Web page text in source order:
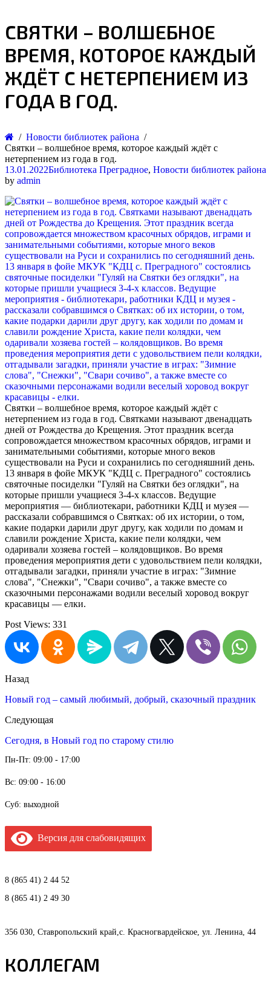
СВЯТКИ – ВОЛШЕБНОЕ
ВРЕМЯ, КОТОРОЕ КАЖДЫЙ
ЖДЁТ С НЕТЕРПЕНИЕМ ИЗ
ГОДА В ГОД.
Новости библиотек района
Святки – волшебное время, которое каждый ждёт с
нетерпением из года в год.
13.01.2022Библиотека Преградное, Новости библиотек района
by admin
Святки – волшебное время, которое каждый ждёт с
нетерпением из года в год. Святками называют двенадцать
дней от Рождества до Крещения. Этот праздник всегда
сопровождается множеством красочных обрядов, играми и
занимательными событиями, которые много веков
существовали на Руси и сохранились по сегодняшний день.
13 января в фойе МКУК "КДЦ с. Преградного" состоялись
святочные посиделки "Гуляй на Святки без оглядки", на
которые пришли учащиеся 3-4-х классов. Ведущие
мероприятия — библиотекари, работники КДЦ и музея —
рассказали собравшимся о Святках: об их истории, о том,
какие подарки дарили друг другу, как ходили по домам и
славили рождение Христа, какие пели колядки, чем
одаривали хозяева гостей – колядовщиков. Во время
проведения мероприятия дети с удовольствием пели колядки,
отгадывали загадки, приняли участие в играх: "Зимние
слова", "Снежки", "Свари сочиво", а также вместе со
сказочными персонажами водили веселый хоровод вокруг
красавицы — елки.
Post Views: 331
Назад
Новый год – самый любимый, добрый, сказочный праздник
Следующая
Сегодня, в Новый год по старому стилю
Пн-Пт: 09:00 - 17:00
Вс: 09:00 - 16:00
Суб: выходной
Версия для слабовидящих
8 (865 41) 2 44 52
8 (865 41) 2 49 30
356 030, Ставропольский край,с. Красногвардейское, ул. Ленина, 44
КОЛЛЕГАМ